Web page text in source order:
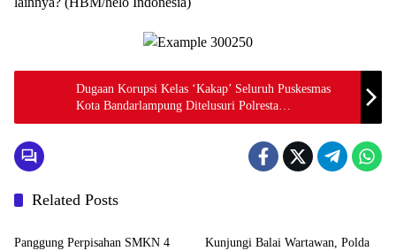
Dugaan Korupsi Kelas ‘Kakap’ Seluruh Puskesmas
Kota Bandarlampung Ditelusuri Polresta
Bandarlampung??
Related Posts
Berita
Panggung Perpisahan SMKN 4
Kunjungi Balai Wartawan, Polda